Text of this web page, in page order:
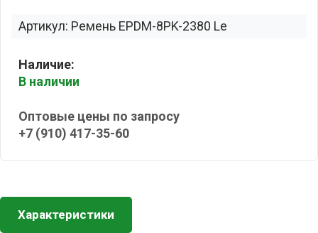
Артикул: Ремень EPDM-8PK-2380 Le
Наличие:
В наличии
Оптовые цены по запросу
+7 (910) 417-35-60
Характеристики